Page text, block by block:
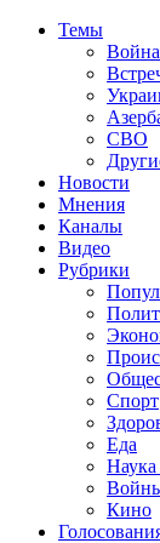
Темы
СВО
Новости
Мнения
Каналы
Видео
Рубрики
Спорт
Еда
Наука
Кино